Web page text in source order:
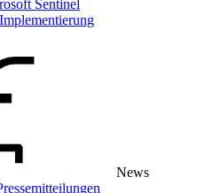
Sentinel
News